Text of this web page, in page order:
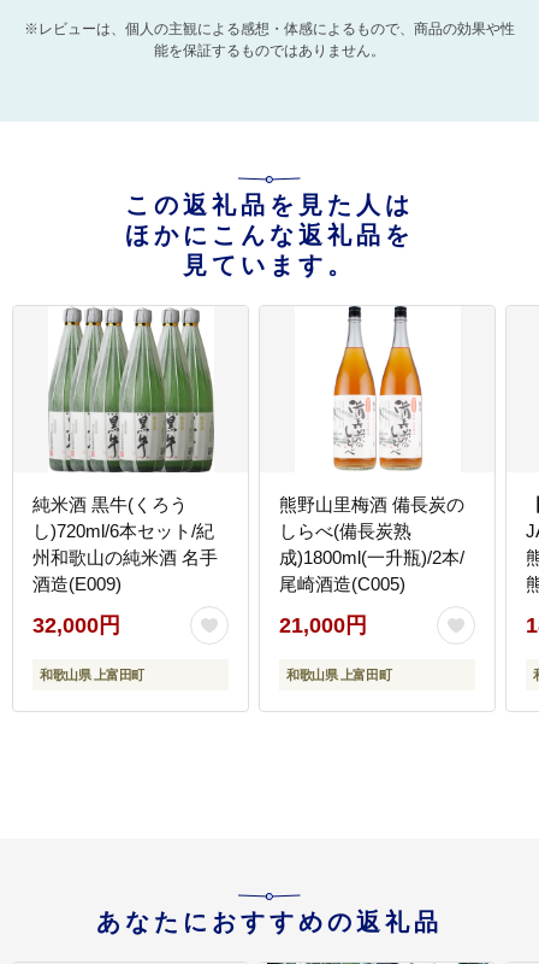
※レビューは、個人の主観による感想・体感によるもので、商品の効果や性
能を保証するものではありません。
この返礼品を見た人は
ほかにこんな返礼品を
見ています。
純米酒 黒牛(くろう
し)720ml/6本セット/紀
州和歌山の純米酒 名手
酒造(E009)
32,000円
和歌山県 上富田町
熊野山里梅酒 備長炭の
しらべ(備長炭熟
成)1800ml(一升瓶)/2本/
尾崎酒造(C005)
21,000円
和歌山県 上富田町
あなたにおすすめの返礼品